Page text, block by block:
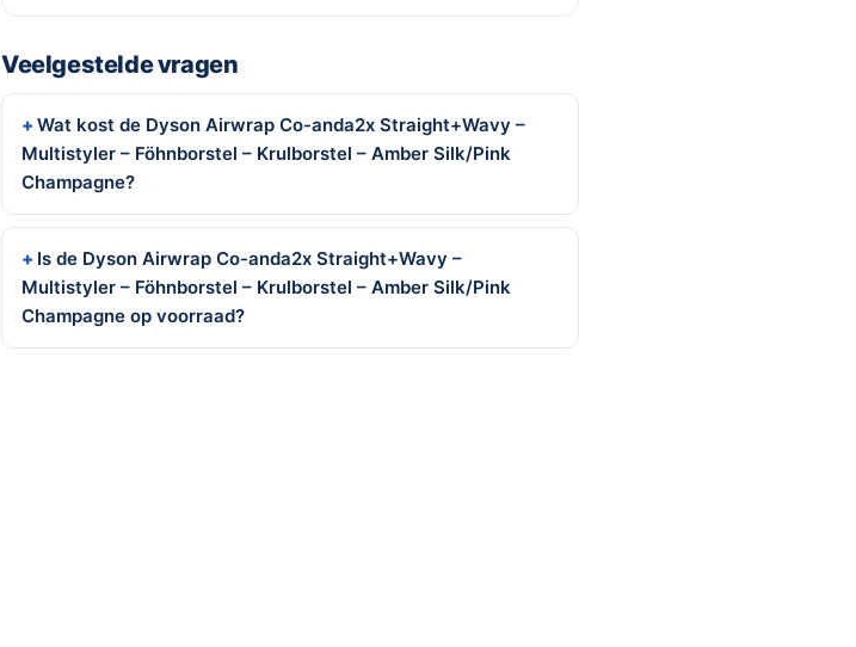
Veelgestelde vragen
Wat kost de Dyson Airwrap Co-anda2x Straight+Wavy –
Multistyler – Föhnborstel – Krulborstel – Amber Silk/Pink
Champagne?
Is de Dyson Airwrap Co-anda2x Straight+Wavy –
Multistyler – Föhnborstel – Krulborstel – Amber Silk/Pink
Champagne op voorraad?